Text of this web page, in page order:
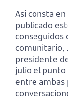
Así consta en
publicado
conseguidos
comunitario,
presidente
julio el punto
entre ambas